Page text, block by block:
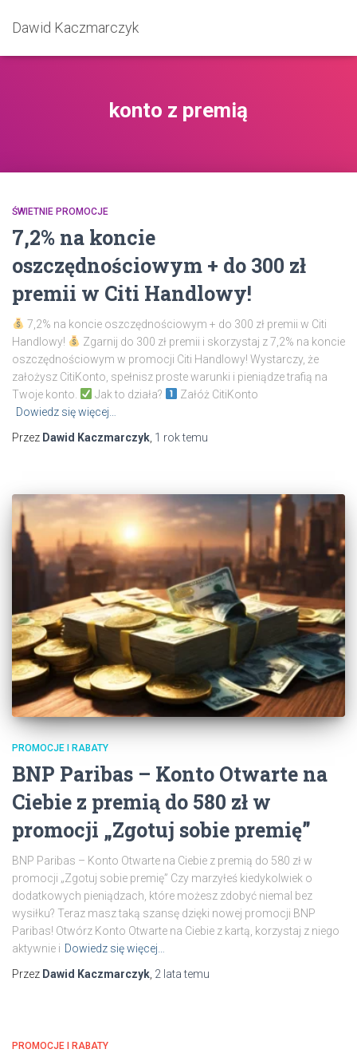
Dawid Kaczmarczyk
konto z premią
ŚWIETNIE PROMOCJE
7,2% na koncie
oszczędnościowym + do 300 zł
premii w Citi Handlowy!
7,2% na koncie oszczędnościowym + do 300 zł premii w Citi
Handlowy!
Zgarnij do 300 zł premii i skorzystaj z 7,2% na koncie
oszczędnościowym w promocji Citi Handlowy! Wystarczy, że
założysz CitiKonto, spełnisz proste warunki i pieniądze trafią na
Twoje konto.
Jak to działa?
Załóż CitiKonto
Dowiedz się więcej…
Przez Dawid Kaczmarczyk 1 roktemu
PROMOCJE I RABATY
BNP Paribas – Konto Otwarte na
Ciebie z premią do 580 zł w
promocji „Zgotuj sobie premię”
BNP Paribas – Konto Otwarte na Ciebie z premią do 580 zł w
promocji „Zgotuj sobie premię” Czy marzyłeś kiedykolwiek o
dodatkowych pieniądzach, które możesz zdobyć niemal bez
wysiłku? Teraz masz taką szansę dzięki nowej promocji BNP
Paribas! Otwórz Konto Otwarte na Ciebie z kartą, korzystaj z niego
aktywnie i Dowiedz się więcej…
Przez Dawid Kaczmarczyk 2 latatemu
PROMOCJE I RABATY